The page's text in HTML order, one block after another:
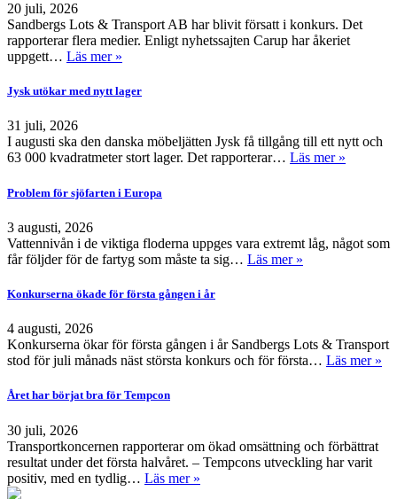
20 juli, 2026
Sandbergs Lots & Transport AB har blivit försatt i konkurs. Det
rapporterar flera medier. Enligt nyhetssajten Carup har åkeriet
uppgett… Läs mer »
Jysk utökar med nytt lager
31 juli, 2026
I augusti ska den danska möbeljätten Jysk få tillgång till ett nytt och
63 000 kvadratmeter stort lager. Det rapporterar… Läs mer »
Problem för sjöfarten i Europa
3 augusti, 2026
Vattennivån i de viktiga floderna uppges vara extremt låg, något som
får följder för de fartyg som måste ta sig… Läs mer »
Konkurserna ökade för första gången i år
4 augusti, 2026
Konkurserna ökar för första gången i år Sandbergs Lots & Transport
stod för juli månads näst största konkurs och för första… Läs mer »
Året har börjat bra för Tempcon
30 juli, 2026
Transportkoncernen rapporterar om ökad omsättning och förbättrat
resultat under det första halvåret. – Tempcons utveckling har varit
positiv, med en tydlig… Läs mer »